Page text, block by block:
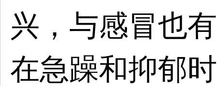
兴，与感冒也
在急躁和抑郁